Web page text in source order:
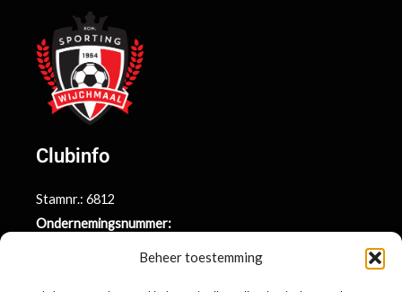
Beheer toestemming
Clubinfo
Stamnr.: 6812
Ondernemingsnummer: